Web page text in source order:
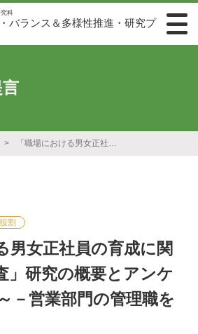
科
バランス＆多様性推進・研究プ
「職場における男女正社員の育成に関する管理職調査」研究の概要とアンケート調査結果 ～－営業部門の管理職を対象にー～
割
男女正社員の育成に関
」研究の概要とアンケ
－営業部門の管理職を